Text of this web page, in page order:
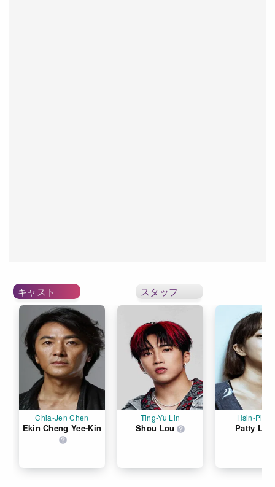
キャスト スタッフ
Chia-Jen Chen
Ekin Cheng Yee-Kin
Ting-Yu Lin
Shou Lou
Hsin-Ping
Patty Lee